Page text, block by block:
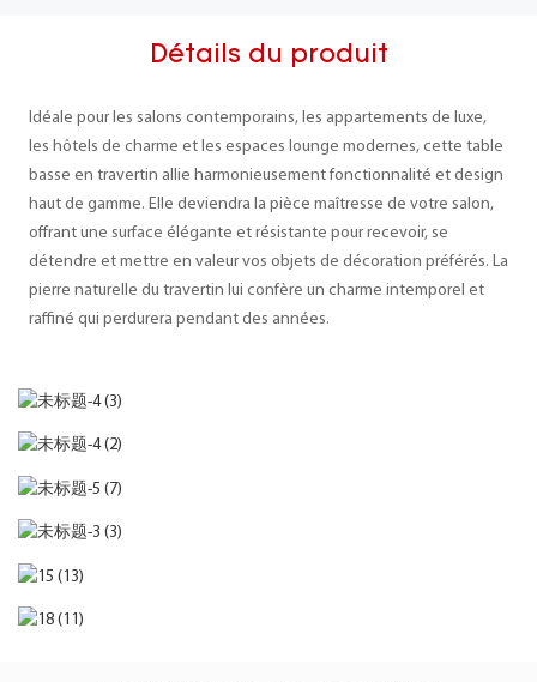
Détails du produit
Idéale pour les salons contemporains, les appartements de luxe,
les hôtels de charme et les espaces lounge modernes, cette table
basse en travertin allie harmonieusement fonctionnalité et design
haut de gamme. Elle deviendra la pièce maîtresse de votre salon,
offrant une surface élégante et résistante pour recevoir, se
détendre et mettre en valeur vos objets de décoration préférés. La
pierre naturelle du travertin lui confère un charme intemporel et
raffiné qui perdurera pendant des années.